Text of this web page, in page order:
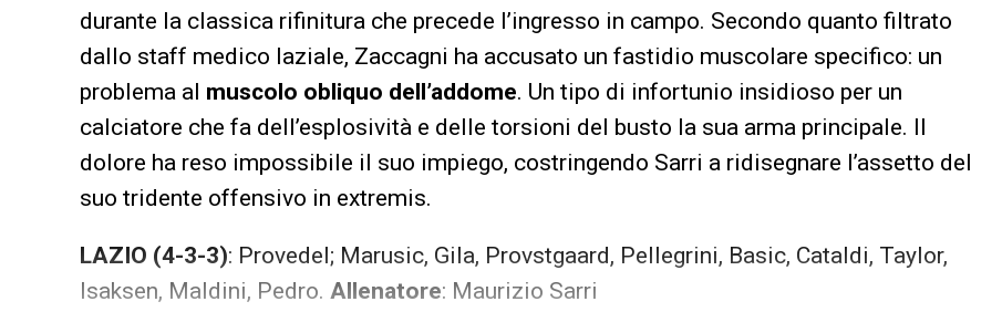
durante la classica rifinitura che precede l’ingresso in campo. Secondo quanto filtrato
dallo staff medico laziale, Zaccagni ha accusato un fastidio muscolare specifico: un
problema al muscolo obliquo dell’addome. Un tipo di infortunio insidioso per un
calciatore che fa dell’esplosività e delle torsioni del busto la sua arma principale. Il
dolore ha reso impossibile il suo impiego, costringendo Sarri a ridisegnare l’assetto del
suo tridente offensivo in extremis.
LAZIO (4-3-3): Provedel; Marusic, Gila, Provstgaard, Pellegrini, Basic, Cataldi, Taylor,
Isaksen, Maldini, Pedro. Allenatore: Maurizio Sarri